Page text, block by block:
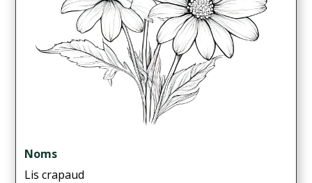
Noms
Lis crapaud